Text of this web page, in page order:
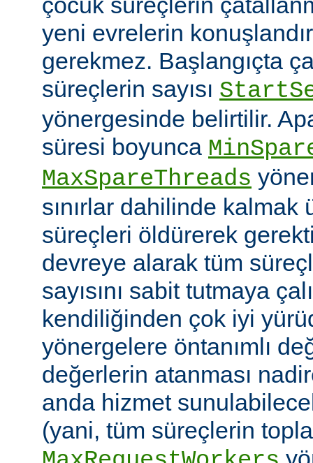
yeni evrelerin
gerekmez. Başlangıçta
süreçlerin sayısı
yönergesinde belirtilir.
süresi boyunca
MaxSpareThreads
sınırlar dahilinde
süreçleri öldürerek
devreye alarak tüm
sayısını sabit tutmaya
kendiliğinden çok iyi
yönergelere öntanımlı
değerlerin atanması
anda hizmet
(yani, tüm süreçlerin